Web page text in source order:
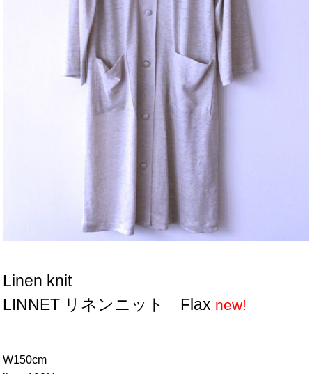
（50cm単位 / Unit : 50cm）
価格 (JPY) : ￥880/50cm
※この商品は0.5m（50cm）単位でご注文下さい。
※10m以上のご注文は10％off